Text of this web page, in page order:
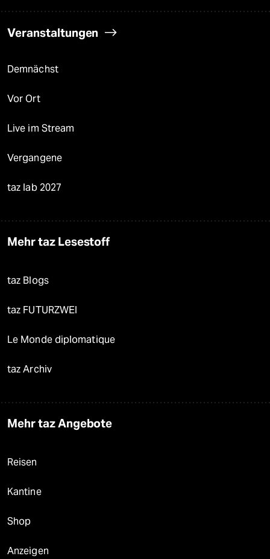
Veranstaltungen
Demnächst
Vor Ort
Live im Stream
Vergangene
taz lab 2027
Mehr taz Lesestoff
taz Blogs
taz FUTURZWEI
Le Monde diplomatique
taz Archiv
Mehr taz Angebote
Reisen
Kantine
Shop
Anzeigen